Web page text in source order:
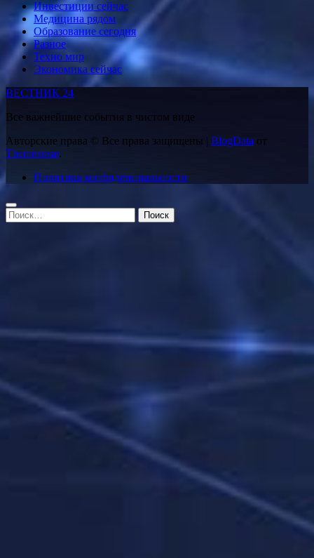
Инвестиции сейчас
Медицина рядом
Образование сегодня
Разное
Техно мир
Экономика сейчас
ВЕСТНИК 24
Все важнейшие события в чистом виде
Авторские права © Все права защищены | BlogData от
Themeansar.
Политика конфиденциальности
Найти: